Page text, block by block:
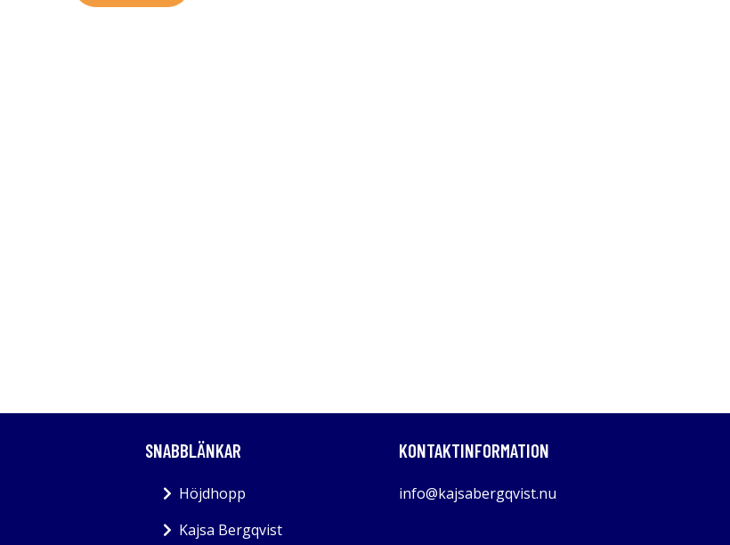
SNABBLÄNKAR
Höjdhopp
Kajsa Bergqvist
KONTAKTINFORMATION
info@kajsabergqvist.nu